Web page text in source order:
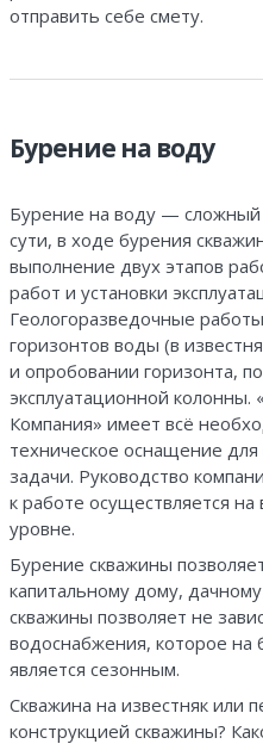
отправить себе смету.
Бурение на воду
Бурение на воду — сложный
сути, в ходе бурения
выполнение двух этапов
работ и установки
Геологоразведочные
горизонтов воды (в
и опробовании горизонта,
эксплуатационной колонны.
Компания» имеет всё
техническое оснащение
задачи. Руководство
к работе осуществляется
уровне.
Бурение скважины
капитальному дому,
скважины позволяет не
водоснабжения, которое на
является сезонным.
Скважина на известняк или
конструкцией скважины?